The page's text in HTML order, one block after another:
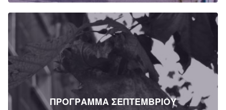
ΠΡΟΓΡΑΜΜΑ ΣΕΠΤΕΜΒΡΙΟΥ